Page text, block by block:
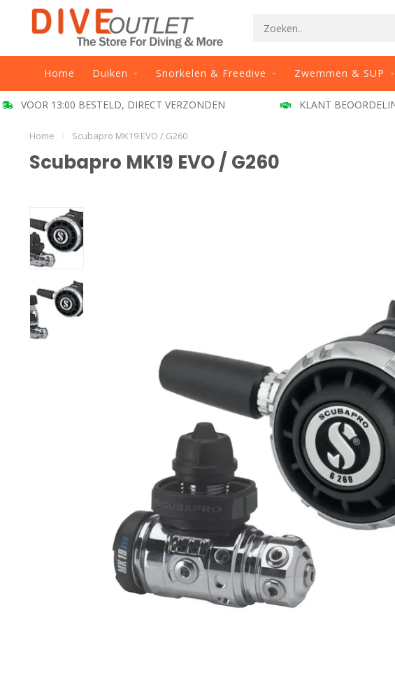
Home Duiken Snorkelen & Freedive Zwemmen & SUP
13:00 BESTELD, DIRECT VERZONDEN KLANT BEOORDELING 9.5
Home / Scubapro MK19 EVO / G260
Scubapro MK19 EVO / G260